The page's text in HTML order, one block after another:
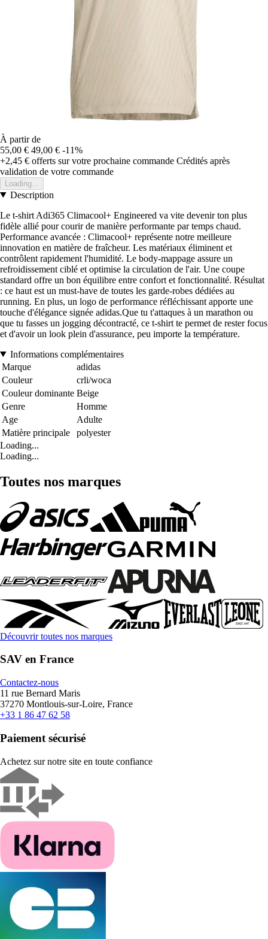
À partir de
55,00 € 49,00 € -11%
+2,45 € offerts sur votre prochaine commande Crédités après
validation de votre commande
Loading...
Description
Le t-shirt Adi365 Climacool+ Engineered va vite devenir ton plus
fidèle allié pour courir de manière performante par temps chaud.
Performance avancée : Climacool+ représente notre meilleure
innovation en matière de fraîcheur. Les matériaux éliminent et
contrôlent rapidement l'humidité. Le body-mappage assure un
refroidissement ciblé et optimise la circulation de l'air. Une coupe
standard offre un bon équilibre entre confort et fonctionnalité. Résultat
: ce haut est un must-have de toutes les garde-robes dédiées au
running. En plus, un logo de performance réfléchissant apporte une
touche d'élégance signée adidas.Que tu t'attaques à un marathon ou
que tu fasses un jogging décontracté, ce t-shirt te permet de rester focus
et d'avoir un look plein d'assurance, peu importe la température.
Informations complémentaires
Marque
adidas
Couleur
crli/woca
Couleur dominante Beige
Genre
Homme
Age
Adulte
Matière principale
polyester
Loading...
Loading...
Toutes nos marques
Découvrir toutes nos marques
SAV en France
Contactez-nous
11 rue Bernard Maris
37270 Montlouis-sur-Loire, France
+33 1 86 47 62 58
Paiement sécurisé
Achetez sur notre site en toute confiance